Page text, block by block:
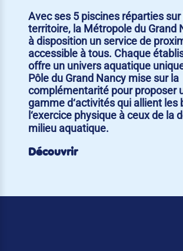
Avec ses 5 piscines réparties sur
territoire, la Métropole du Grand
à disposition un service de
accessible à tous. Chaque
offre un univers aquatique
Pôle du Grand Nancy mise sur la
complémentarité pour proposer
gamme d‘activités qui allient les
l‘exercice physique à ceux de la
milieu aquatique.
Découvrir